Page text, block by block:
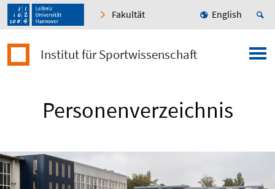
Fakultät English
Institut für Sportwissenschaft
Personenverzeichnis